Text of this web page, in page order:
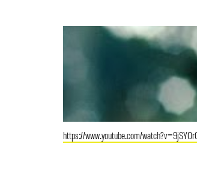
https://www.youtube.com/